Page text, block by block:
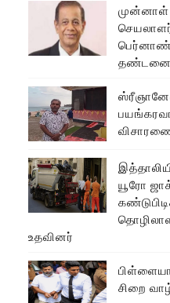
முன்னாள்
தண்டனை
யூரோ
உதவினர்
சிறை